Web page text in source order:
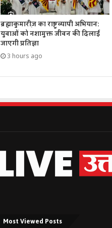
ब्रह्माकुमारीज़ का राष्ट्रव्यापी अभियान:
युवाओं को नशामुक्त जीवन की दिलाई
जाएगी प्रतिज्ञा
3 hours ago
Most Viewed Posts